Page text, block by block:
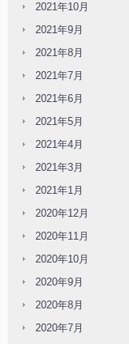
2021年10月
2021年9月
2021年8月
2021年7月
2021年6月
2021年5月
2021年4月
2021年3月
2021年1月
2020年12月
2020年11月
2020年10月
2020年9月
2020年8月
2020年7月